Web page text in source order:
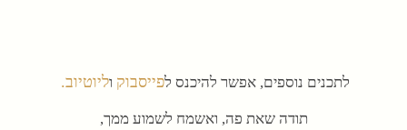
לתכנים נוספים, אפשר להיכנס לפייסבוק וליוטיוב.
תודה שאת פה, ואשמח לשמוע ממך,